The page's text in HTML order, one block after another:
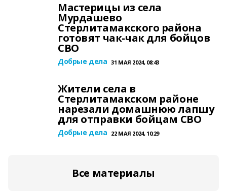
Мастерицы из села
Мурдашево
Стерлитамакского района
готовят чак-чак для бойцов
СВО
Добрые дела 31 МАЯ 2024, 08:43
Жители села в
Стерлитамакском районе
нарезали домашнюю лапшу
для отправки бойцам СВО
Добрые дела 22 МАЯ 2024, 10:29
Все материалы